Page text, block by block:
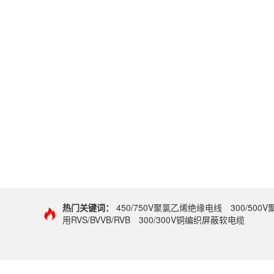
热门关键词： 450/750V聚氯乙烯绝缘电线
300/500V
用RVS/BVVB/RVB
300/300V铜编织屏蔽软电缆